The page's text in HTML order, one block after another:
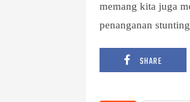
memang kita juga
penanganan
SHARE